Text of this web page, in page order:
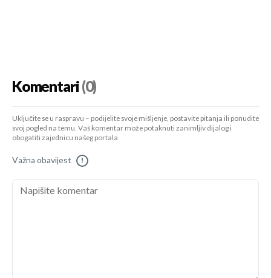
Komentari(0)
Uključite se u raspravu – podijelite svoje mišljenje, postavite pitanja ili ponudite
svoj pogled na temu. Vaš komentar može potaknuti zanimljiv dijalog i
obogatiti zajednicu našeg portala.
Važna obavijest !